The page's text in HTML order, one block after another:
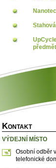
KONTAKT
VÝDEJNÍ MÍSTO
Osobní odběr
telefonické